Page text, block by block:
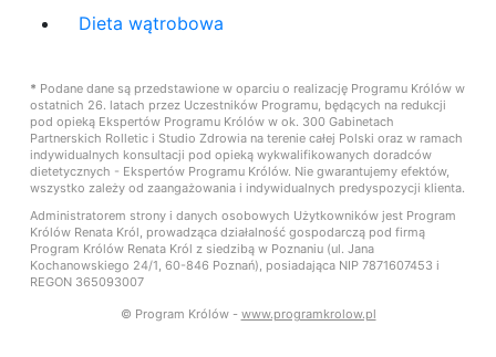
Dieta wątrobowa
* Podane dane są przedstawione w oparciu o realizację Programu Królów w
ostatnich 26. latach przez Uczestników Programu, będących na redukcji
pod opieką Ekspertów Programu Królów w ok. 300 Gabinetach
Partnerskich Rolletic i Studio Zdrowia na terenie całej Polski oraz w ramach
indywidualnych konsultacji pod opieką wykwalifikowanych doradców
dietetycznych - Ekspertów Programu Królów. Nie gwarantujemy efektów,
wszystko zależy od zaangażowania i indywidualnych predyspozycji klienta.
Administratorem strony i danych osobowych Użytkowników jest Program
Królów Renata Król, prowadząca działalność gospodarczą pod firmą
Program Królów Renata Król z siedzibą w Poznaniu (ul. Jana
Kochanowskiego 24/1, 60-846 Poznań), posiadająca NIP 7871607453 i
REGON 365093007
© Program Królów - www.programkrolow.pl